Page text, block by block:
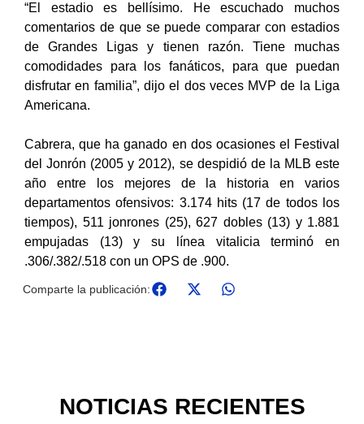
“El estadio es bellísimo. He escuchado muchos
comentarios de que se puede comparar con estadios
de Grandes Ligas y tienen razón. Tiene muchas
comodidades para los fanáticos, para que puedan
disfrutar en familia”, dijo el dos veces MVP de la Liga
Americana.
Cabrera, que ha ganado en dos ocasiones el Festival
del Jonrón (2005 y 2012), se despidió de la MLB este
año entre los mejores de la historia en varios
departamentos ofensivos: 3.174 hits (17 de todos los
tiempos), 511 jonrones (25), 627 dobles (13) y 1.881
empujadas (13) y su línea vitalicia terminó en
.306/.382/.518 con un OPS de .900.
Comparte la publicación:
NOTICIAS RECIENTES